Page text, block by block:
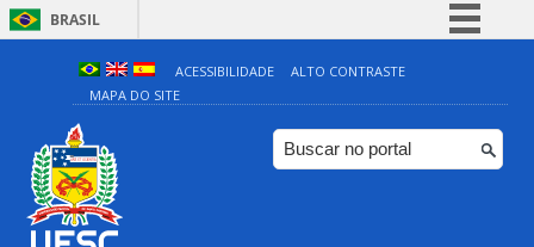
BRASIL
Simplifique!
Comunica BR
Participe
ACESSIBILIDADE
ALTO CONTRASTE
MAPA DO SITE